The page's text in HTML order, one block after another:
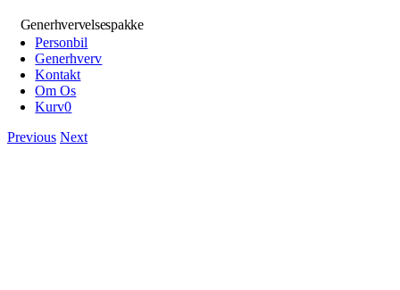
Generhvervelsespakke
Personbil
Generhverv
Kontakt
Om Os
Kurv0
Previous Next